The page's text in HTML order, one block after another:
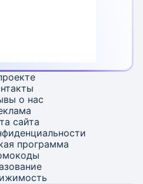
о нас
сайта
программа